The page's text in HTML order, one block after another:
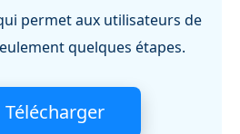
permet aux utilisateurs de
quelques étapes.
Télécharger